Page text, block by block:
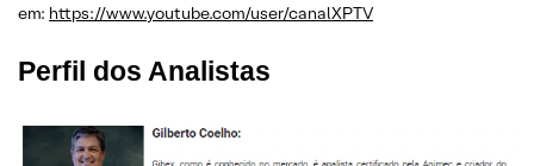
em: https://www.youtube.com/user/canalXPTV
Perfil dos Analistas